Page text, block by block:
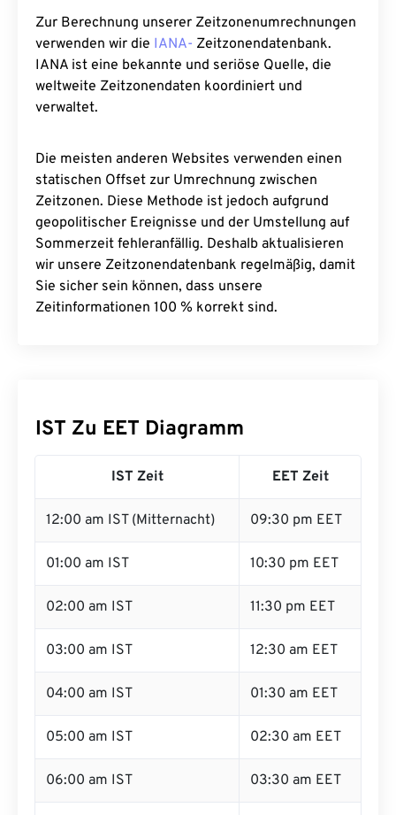
Zur Berechnung unserer Zeitzonenumrechnungen
verwenden wir die IANA- Zeitzonendatenbank.
IANA ist eine bekannte und seriöse Quelle, die
weltweite Zeitzonendaten koordiniert und
verwaltet.
Die meisten anderen Websites verwenden einen
statischen Offset zur Umrechnung zwischen
Zeitzonen. Diese Methode ist jedoch aufgrund
geopolitischer Ereignisse und der Umstellung auf
Sommerzeit fehleranfällig. Deshalb aktualisieren
wir unsere Zeitzonendatenbank regelmäßig, damit
Sie sicher sein können, dass unsere
Zeitinformationen 100 % korrekt sind.
IST Zu EET Diagramm
IST Zeit EET Zeit
12:00 am IST (Mitternacht) 09:30 pm EET
01:00 am IST 10:30 pm EET
02:00 am IST 11:30 pm EET
03:00 am IST 12:30 am EET
04:00 am IST 01:30 am EET
05:00 am IST 02:30 am EET
06:00 am IST 03:30 am EET